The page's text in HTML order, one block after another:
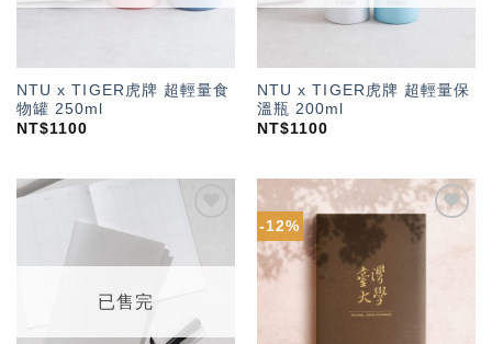
NTU x TIGER虎牌 超輕量食
物罐 250ml
NT$1100
NTU x TIGER虎牌 超輕量保
溫瓶 200ml
NT$1100
望輕
已售完
-12%